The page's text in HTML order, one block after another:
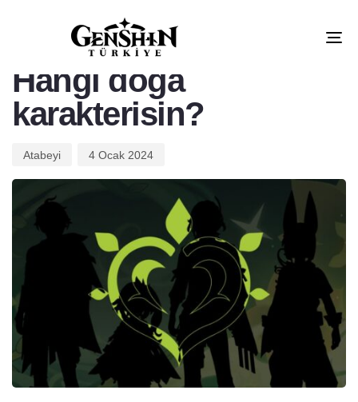
Hangi doğa
karakterisin?
Atabeyi 4 Ocak 2024